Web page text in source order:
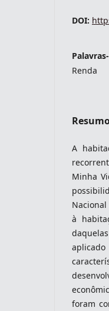
DOI:
Renda
A
Minha
à
foram